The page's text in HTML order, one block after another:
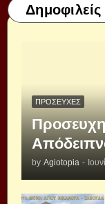
ΠΡΟΣΕΥΧΈΣ
by Agiotopia -